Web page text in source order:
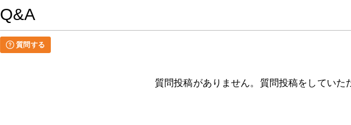
Q&A
質問する
質問投稿がありません。質問投稿をしていた